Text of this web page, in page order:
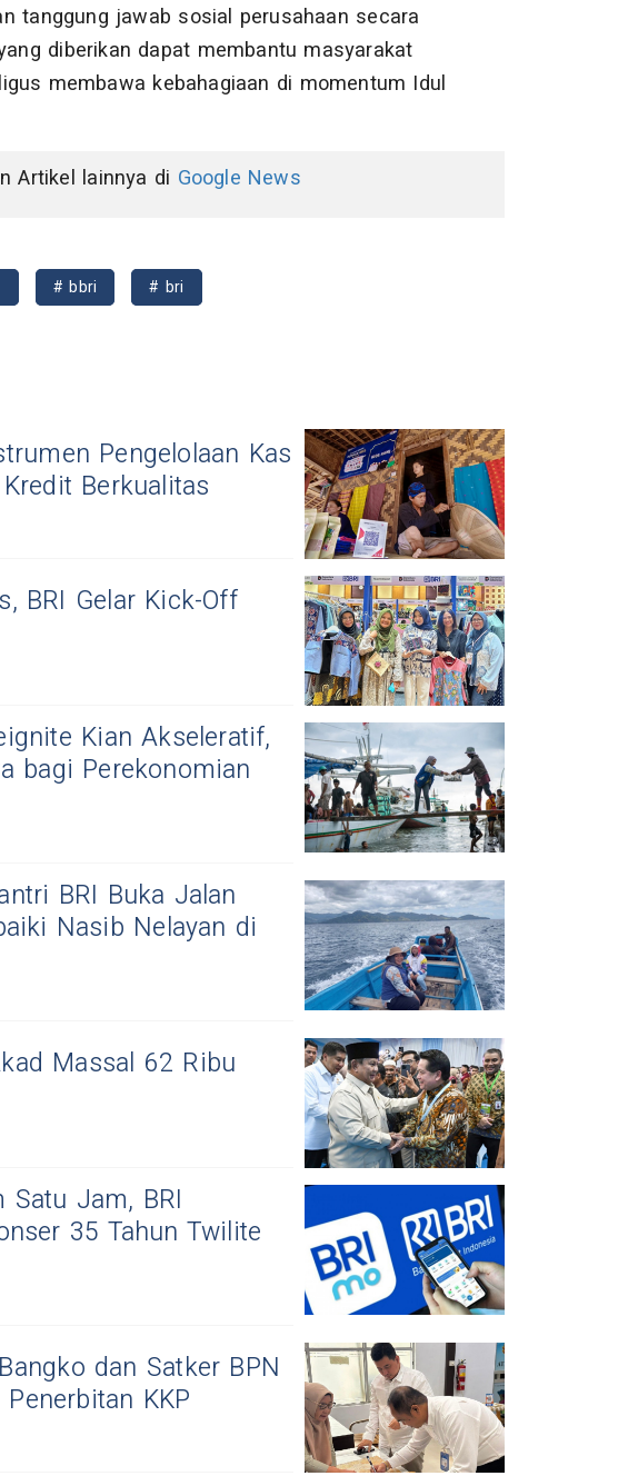
tanggung jawab sosial perusahaan secara
diberikan dapat membantu masyarakat
membawa kebahagiaan di momentum Idul
Artikel lainnya di Google News
# bbri
# bri
Pengelolaan Kas
Berkualitas
BRI Gelar Kick-Off
Kian Akseleratif,
bagi Perekonomian
BRI Buka Jalan
Nasib Nelayan di
Massal 62 Ribu
Jam, BRI
35 Tahun Twilite
dan Satker BPN
KKP